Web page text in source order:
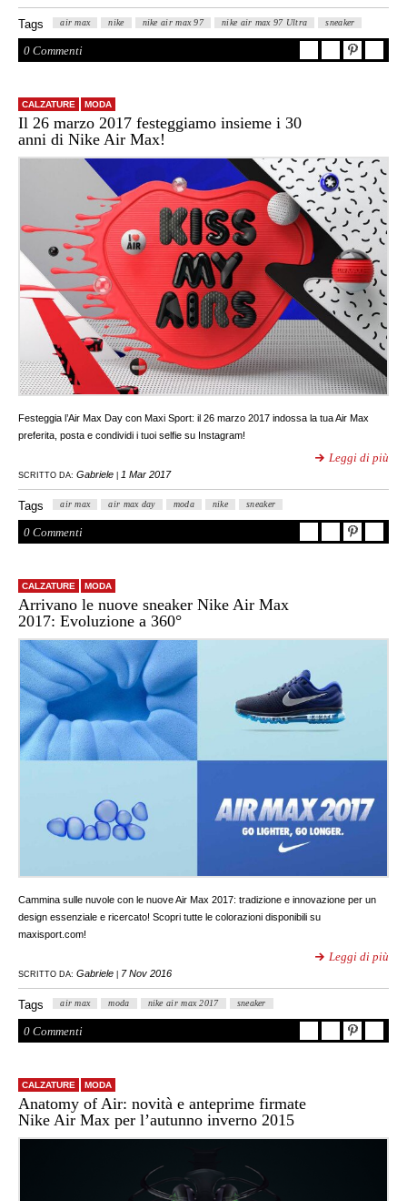
Tags air max nike nike air max 97 nike air max 97 Ultra sneaker
0 Commenti
CALZATURE MODA
Il 26 marzo 2017 festeggiamo insieme i 30
anni di Nike Air Max!
Festeggia l’Air Max Day con Maxi Sport: il 26 marzo 2017 indossa la tua Air Max
preferita, posta e condividi i tuoi selfie su Instagram!
Leggi di più
SCRITTO DA: Gabriele 1 Mar 2017
Tags air max air max day moda nike sneaker
0 Commenti
CALZATURE MODA
Arrivano le nuove sneaker Nike Air Max
2017: Evoluzione a 360°
Cammina sulle nuvole con le nuove Air Max 2017: tradizione e innovazione per un
design essenziale e ricercato! Scopri tutte le colorazioni disponibili su
maxisport.com!
Leggi di più
SCRITTO DA: Gabriele 7 Nov 2016
Tags air max moda nike air max 2017 sneaker
0 Commenti
CALZATURE MODA
Anatomy of Air: novità e anteprime firmate
Nike Air Max per l’autunno inverno 2015